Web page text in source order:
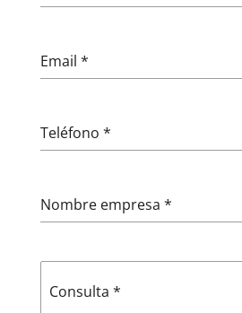
Email *
Teléfono *
Nombre empresa *
Consulta *